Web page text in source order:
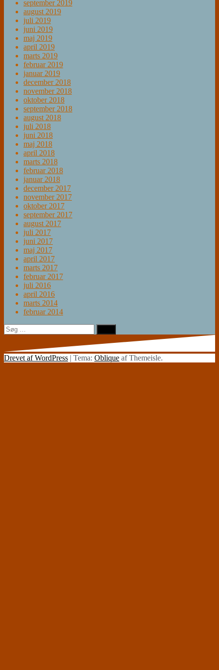
september 2019
august 2019
juli 2019
juni 2019
maj 2019
april 2019
marts 2019
februar 2019
januar 2019
december 2018
november 2018
oktober 2018
september 2018
august 2018
juli 2018
juni 2018
maj 2018
april 2018
marts 2018
februar 2018
januar 2018
december 2017
november 2017
oktober 2017
september 2017
august 2017
juli 2017
juni 2017
maj 2017
april 2017
marts 2017
februar 2017
juli 2016
april 2016
marts 2014
februar 2014
Søg
efter:
Drevet af WordPress | Tema: Oblique af Themeisle.